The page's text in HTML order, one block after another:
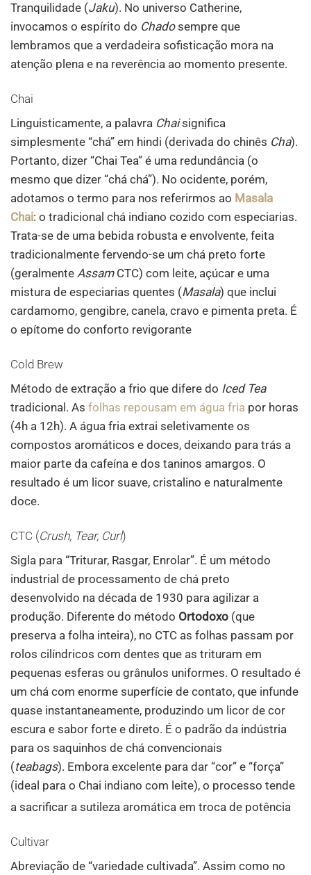
Tranquilidade (Jaku). No universo Catherine,
invocamos o espírito do Chadosempre que
lembramos que a verdadeira sofisticação mora na
atenção plena e na reverência ao momento presente.
Chai
Linguisticamente, a palavra Chaisignifica
simplesmente “chá” em hindi (derivada do chinês Cha).
Portanto, dizer “Chai Tea” é uma redundância (o
mesmo que dizer “chá chá”). No ocidente, porém,
adotamos o termo para nos referirmos ao Masala
Chai: o tradicional chá indiano cozido com especiarias.
Trata-se de uma bebida robusta e envolvente, feita
tradicionalmente fervendo-se um chá preto forte
(geralmente AssamCTC) com leite, açúcar e uma
mistura de especiarias quentes (Masala) que inclui
cardamomo, gengibre, canela, cravo e pimenta preta. É
o epítome do conforto revigorante
Cold Brew
Método de extração a frio que difere do Iced Tea
tradicional. As folhas repousam em água fria por horas
(4h a 12h). A água fria extrai seletivamente os
compostos aromáticos e doces, deixando para trás a
maior parte da cafeína e dos taninos amargos. O
resultado é um licor suave, cristalino e naturalmente
doce.
CTC (Crush, Tear, Curl)
Sigla para “Triturar, Rasgar, Enrolar”. É um método
industrial de processamento de chá preto
desenvolvido na década de 1930 para agilizar a
produção. Diferente do método Ortodoxo (que
preserva a folha inteira), no CTC as folhas passam por
rolos cilíndricos com dentes que as trituram em
pequenas esferas ou grânulos uniformes. O resultado é
um chá com enorme superfície de contato, que infunde
quase instantaneamente, produzindo um licor de cor
escura e sabor forte e direto. É o padrão da indústria
para os saquinhos de chá convencionais
(teabags). Embora excelente para dar “cor” e “força”
(ideal para o Chai indiano com leite), o processo tende
a sacrificar a sutileza aromática em troca de potência
Cultivar
Abreviação de “variedade cultivada”. Assim como no